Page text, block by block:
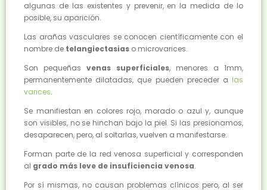
algunas de las existentes y prevenir, en la medida de lo
posible, su aparición.
Las arañas vasculares se conocen científicamente con el
nombre de telangiectasias o microvarices.
Son pequeñas venas superficiales, menores a 1mm,
permanentemente dilatadas, que pueden preceder a las
varices.
Se manifiestan en colores rojo, morado o azul y, aunque
son visibles, no se hinchan bajo la piel. Si las presionamos,
desaparecen, pero, al soltarlas, vuelven a manifestarse.
Forman parte de la red venosa superficial y corresponden
al grado más leve de insuficiencia venosa.
Por sí mismas, no causan problemas clínicos pero, al ser